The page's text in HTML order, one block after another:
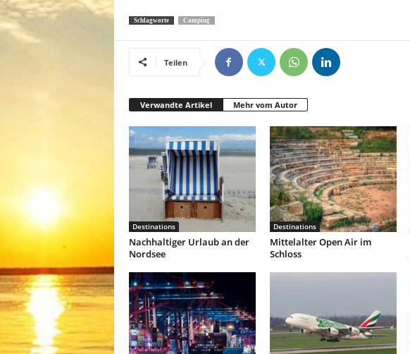
Schlagworte Camping
Teilen
Verwandte Artikel Mehr vom Autor
Destinations
Nachhaltiger Urlaub an der
Nordsee
Destinations
Mittelalter Open Air im
Schloss